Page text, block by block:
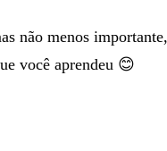
não menos importante,
você aprendeu 😊